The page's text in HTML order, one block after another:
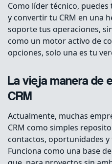
Como líder técnico,
y convertir tu CRM en una
soporte tus operaciones,
como un motor activo de
opciones, solo una es tu
La vieja manera de
CRM
Actualmente, muchas
CRM como simples
contactos, oportunidades
Funciona como una base